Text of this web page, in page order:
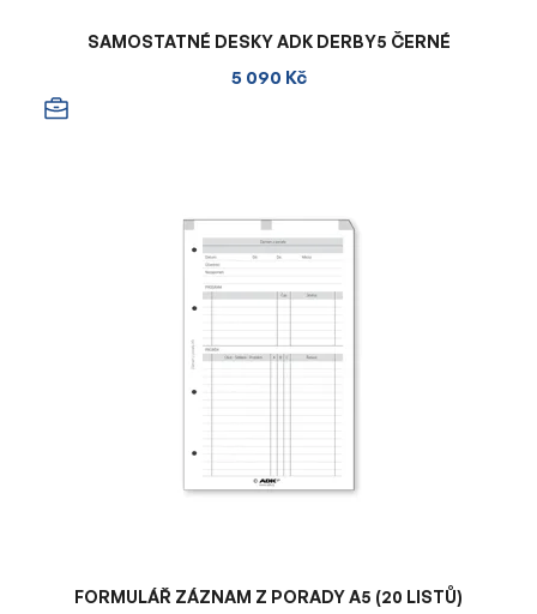
SAMOSTATNÉ DESKY ADK DERBY5 ČERNÉ
5 090 Kč
FORMULÁŘ ZÁZNAM Z PORADY A5 (20 LISTŮ)